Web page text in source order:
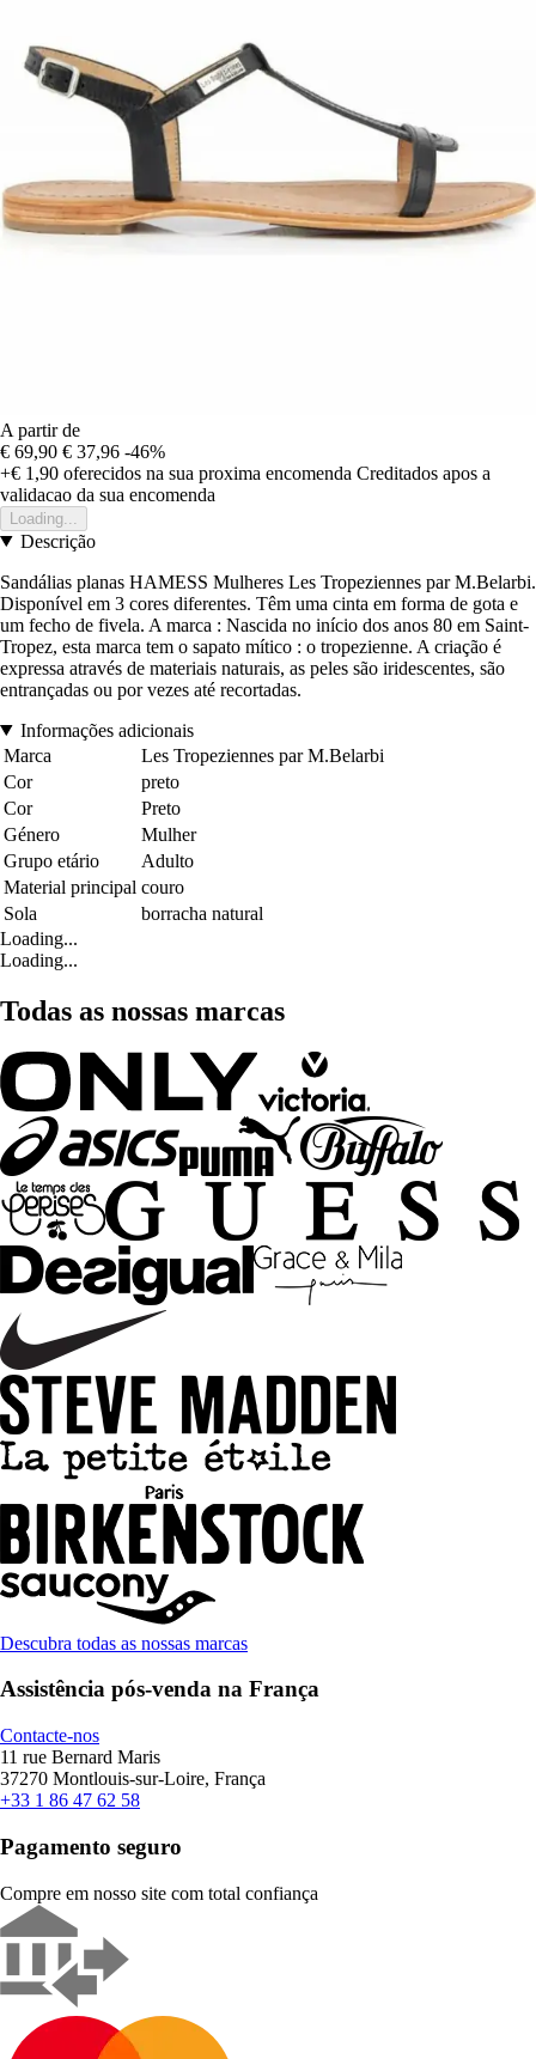
A partir de
€ 69,90 € 37,96 -46%
+€ 1,90 oferecidos na sua proxima encomenda Creditados apos a
validacao da sua encomenda
Loading...
Descrição
Sandálias planas HAMESS Mulheres Les Tropeziennes par M.Belarbi.
Disponível em 3 cores diferentes. Têm uma cinta em forma de gota e
um fecho de fivela. A marca : Nascida no início dos anos 80 em Saint-
Tropez, esta marca tem o sapato mítico : o tropezienne. A criação é
expressa através de materiais naturais, as peles são iridescentes, são
entrançadas ou por vezes até recortadas.
Informações adicionais
Marca
Les Tropeziennes par M.Belarbi
Cor
preto
Cor
Preto
Género
Mulher
Grupo etário
Adulto
Material principal couro
Sola
borracha natural
Loading...
Loading...
Todas as nossas marcas
Descubra todas as nossas marcas
Assistência pós-venda na França
Contacte-nos
11 rue Bernard Maris
37270 Montlouis-sur-Loire, França
+33 1 86 47 62 58
Pagamento seguro
Compre em nosso site com total confiança